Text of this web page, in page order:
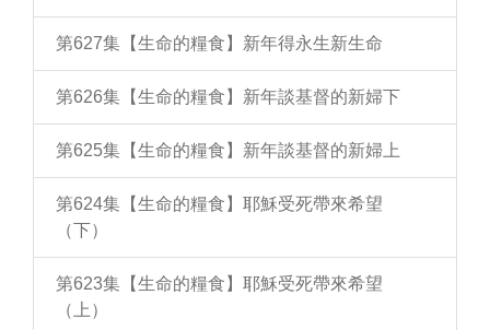
第627集【生命的糧食】新年得永生新生命
第626集【生命的糧食】新年談基督的新婦下
第625集【生命的糧食】新年談基督的新婦上
第624集【生命的糧食】耶穌受死帶來希望
（下）
第623集【生命的糧食】耶穌受死帶來希望
（上）